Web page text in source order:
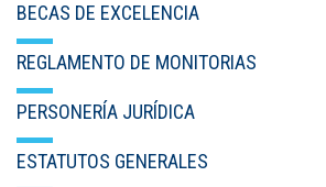
BECAS DE EXCELENCIA
REGLAMENTO DE MONITORIAS
PERSONERÍA JURÍDICA
ESTATUTOS GENERALES